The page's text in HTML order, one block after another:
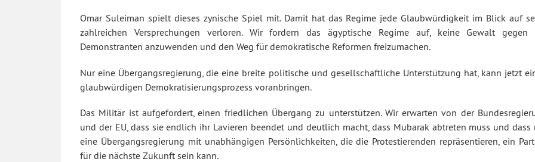
Omar Suleiman spielt dieses zynische Spiel mit. Damit hat das Regime jede Glaubwürdigkeit im Blick auf
zahlreichen Versprechungen verloren. Wir fordern das ägyptische Regime auf, keine Gewalt gegen
Demonstranten anzuwenden und den Weg für demokratische Reformen freizumachen.
Nur eine Übergangsregierung, die eine breite politische und gesellschaftliche Unterstützung hat, kann jetzt
glaubwürdigen Demokratisierungsprozess voranbringen.
Das Militär ist aufgefordert, einen friedlichen Übergang zu unterstützen. Wir erwarten von der
und der EU, dass sie endlich ihr Lavieren beendet und deutlich macht, dass Mubarak abtreten muss und dass
eine Übergangsregierung mit unabhängigen Persönlichkeiten, die die Protestierenden repräsentieren, ein
für die nächste Zukunft sein kann.